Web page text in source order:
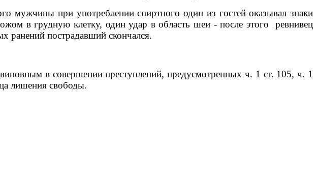
мужчины при употреблении спиртного один из гостей оказывал знаки
в грудную клетку, один удар в область шеи - после этого
ревнивец
ранений пострадавший скончался.
в совершении преступлений, предусмотренных ч. 1 ст. 105, ч. 1
лишения свободы.